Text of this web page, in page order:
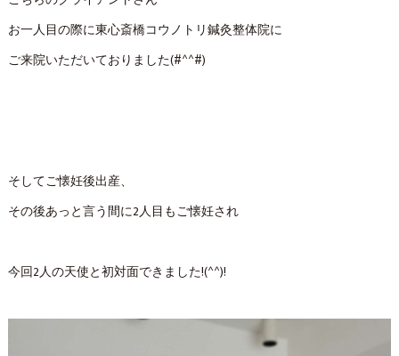
お一人目の際に東心斎橋コウノトリ鍼灸整体院に
ご来院いただいておりました(#^^#)
そしてご懐妊後出産、
その後あっと言う間に2人目もご懐妊され
今回2人の天使と初対面できました!(^^)!